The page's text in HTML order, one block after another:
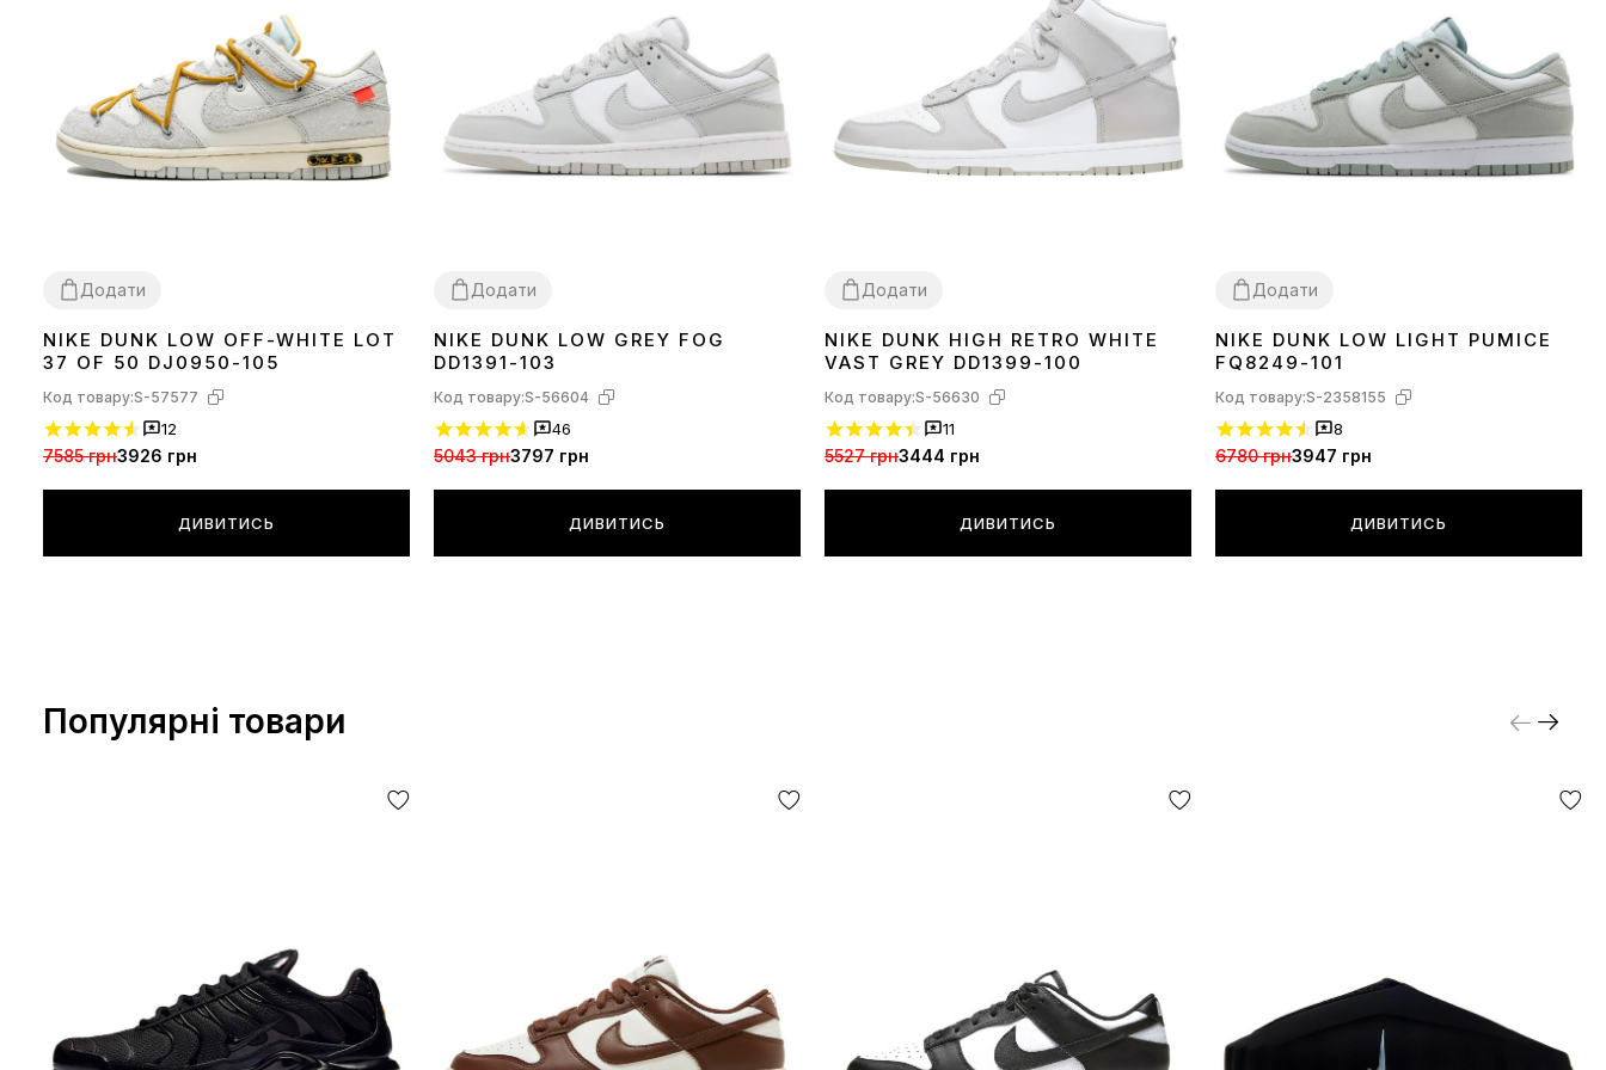
Додати
3842
NIKE DUNK LOW OFF-WHITE LOT
37 OF 50 DJ0950-105
Код товару:S-57577
12
7585 грн3926 грн
ДИВИТИСЬ
Додати
3637 383940 414243 44 45
NIKE DUNK LOW GREY FOG
DD1391-103
Код товару:S-56604
46
5043 грн3797 грн
ДИВИТИСЬ
Додати
3642
NIKE DUNK HIGH RETRO WHITE
VAST GREY DD1399-100
Код товару:S-56630
11
5527 грн3444 грн
ДИВИТИСЬ
Додати
3637 383940 414243 45
NIKE DUNK LOW LIGHT PUMICE
FQ8249-101
Код товару:S-2358155
8
6780 грн3947 грн
ДИВИТИСЬ
Популярні товари